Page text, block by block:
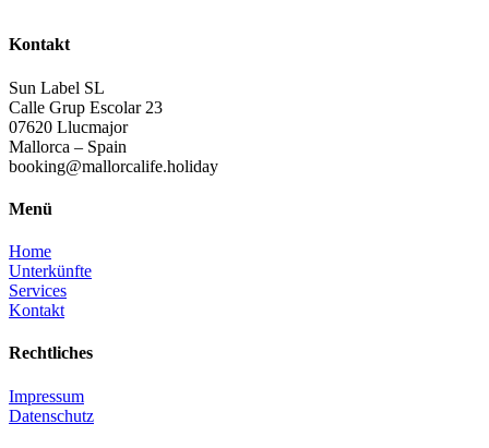
Kontakt
Sun Label SL
Calle Grup Escolar 23
07620 Llucmajor
Mallorca – Spain
booking@mallorcalife.holiday
Menü
Home
Unterkünfte
Services
Kontakt
Rechtliches
Impressum
Datenschutz